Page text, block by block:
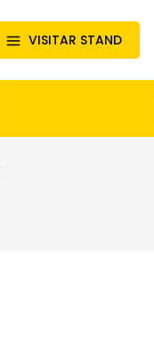
VISITAR STAND